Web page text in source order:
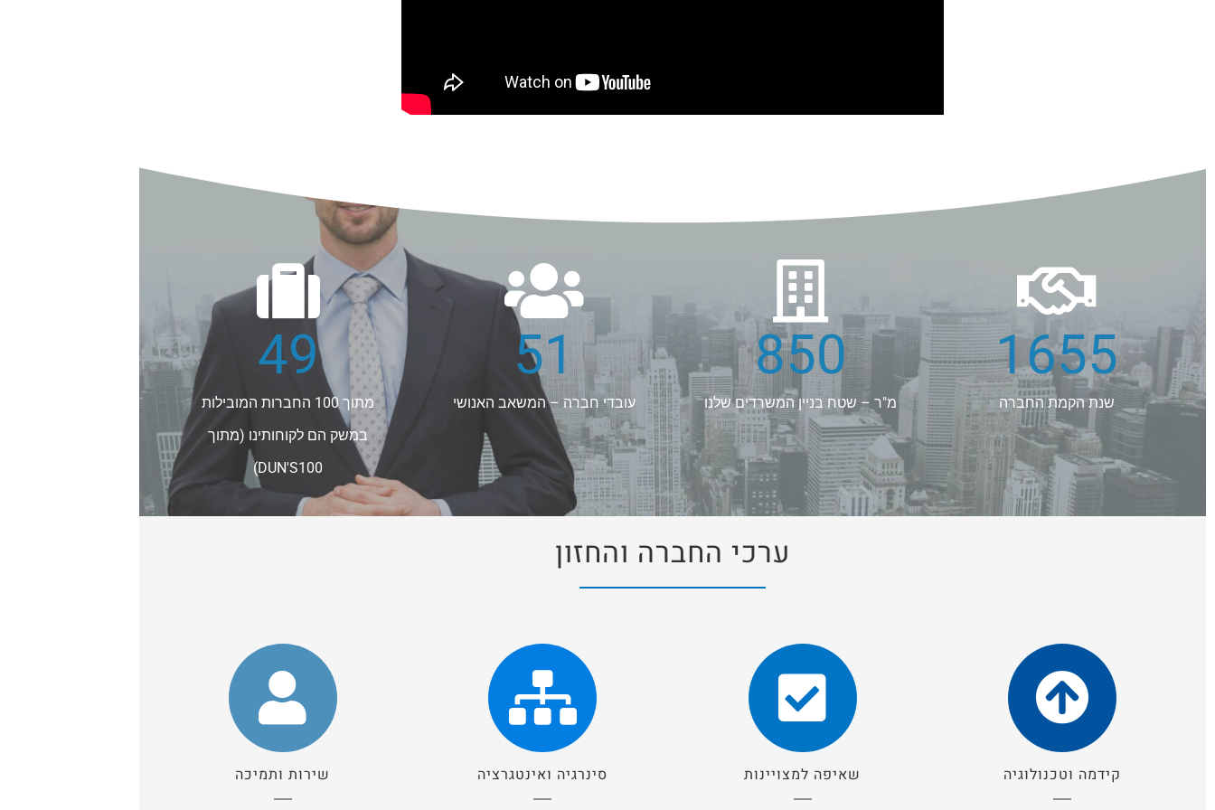
1947
שנת הקמת החברה
1000
מ"ר – שטח בניין המשרדים שלנו
60
עובדי חברה – המשאב האנושי
58
מתוך 100 החברות המובילות
במשק הם לקוחותינו (מתוך
DUN'S100)
ערכי החברה והחזון
קידמה וטכנולוגיה שאיפה למצויינות סינרגיה ואינטגרציה שירות ותמיכה